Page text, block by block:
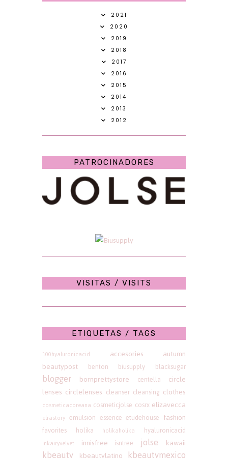
2021
2020
2019
2018
2017
2016
2015
2014
2013
2012
PATROCINADORES
VISITAS / VISITS
ETIQUETAS / TAGS
100hyaluronicacid accesories
autumn
beautypost
benton biusupply blacksugar
blogger bornprettystore centella
circle
lenses circlelenses cleanser cleansing clothes
cosmeticacoreana cosmeticjolse cosrx elizavecca
elrastory emulsion essence etudehouse fashion
favorites holika holikaholika hyaluronicacid
inkairyvelvet innisfree isntree jolse kawaii